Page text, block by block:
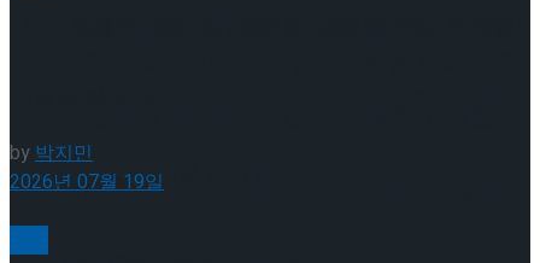
프리 스케이팅 경기 결과
최진아, 2026 ISU 피겨 JGP 파견선수 선발전
by박지민
2026년 07월 19일